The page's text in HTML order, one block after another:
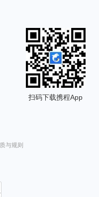
扫码下载携程App
与规则